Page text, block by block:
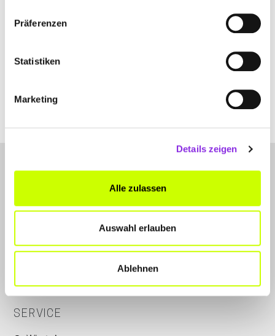
Präferenzen
Statistiken
Marketing
Details zeigen
Alle zulassen
Auswahl erlauben
Ablehnen
+4993717364
LET'S CONNECT
Instagram
SERVICE